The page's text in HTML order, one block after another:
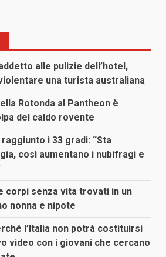
alle pulizie dell’hotel,
una turista australiana
Rotonda al Pantheon è
del caldo rovente
i 33 gradi: “Sta
così aumentano i nubifragi e
corpi senza vita trovati in un
nonna e nipote
l’Italia non potrà costituirsi
video con i giovani che cercano